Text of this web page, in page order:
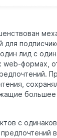
для
лид с
web-формах,
большее
с